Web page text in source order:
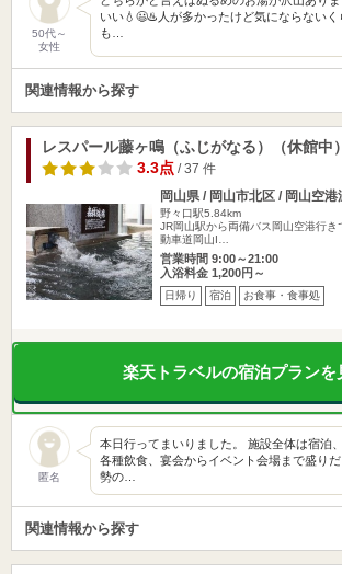
50代～
女性
いい💧😃♨️人が多かったけど気にならない
も…
関連情報から探す
レスパール藤ヶ鳴（ふじがなる）（休館中）
3.3点/ 37 件
岡山県 / 岡山市北区 / 岡山空港
野々口駅5.84km
JR岡山駅から両備バス岡山空港行き
動車道岡山I…
営業時間 9:00～21:00
入浴料金 1,200円～
日帰り 宿泊 お食事・食事処
楽天トラベルの宿泊プランを
匿名
本日行ってまいりました。 施設全体は宿泊
各種飲食、宴会からイベント会場まで盛り
勢の…
関連情報から探す